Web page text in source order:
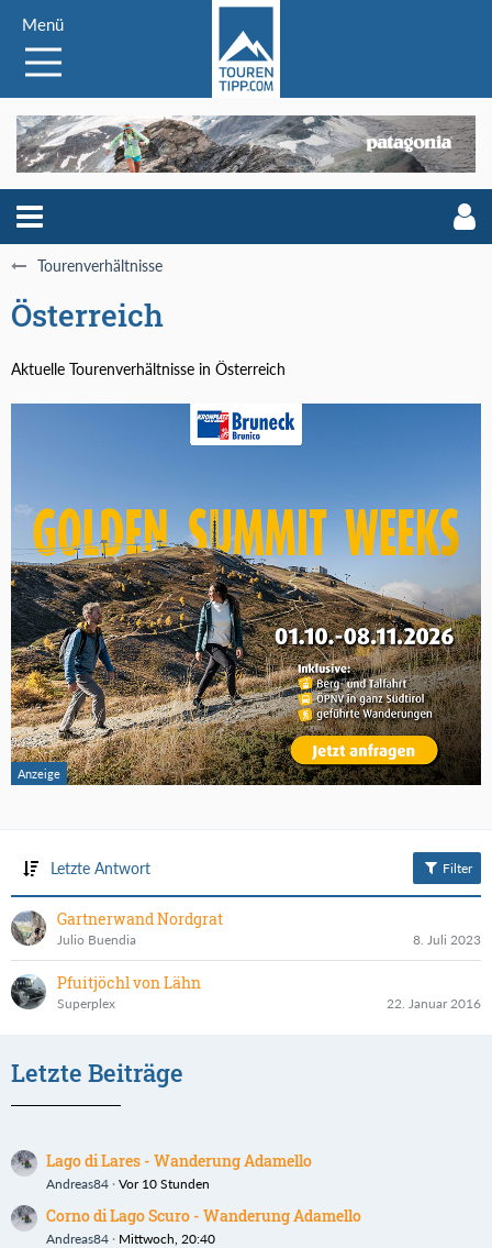
Menü
Tourenverhältnisse
Österreich
Aktuelle Tourenverhältnisse in Österreich
Letzte Antwort Filter
Gartnerwand Nordgrat
Julio Buendia 8. Juli 2023
Pfuitjöchl von Lähn
Superplex 22. Januar 2016
Letzte Beiträge
Lago di Lares - Wanderung Adamello
Andreas84 Vor 10 Stunden
Corno di Lago Scuro - Wanderung Adamello
Andreas84 Mittwoch, 20:40